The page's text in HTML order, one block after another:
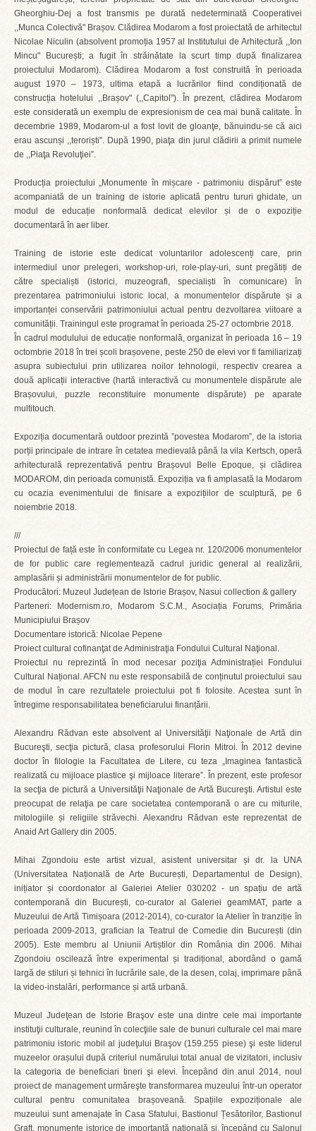
Gheorghiu-Dej a fost transmis pe durată nedeterminată Cooperativei
,,Munca Colectivă" Brașov. Clădirea Modarom a fost proiectată de arhitectul
Nicolae Niculin (absolvent promoția 1957 al Institutului de Arhitectură ,,Ion
Mincu" București; a fugit în străinătate la scurt timp după finalizarea
proiectului Modarom). Clădirea Modarom a fost construită în perioada
august 1970 – 1973, ultima etapă a lucrărilor fiind condiționată de
construcția hotelului ,,Brașov" (,,Capitol"). În prezent, clădirea Modarom
este considerată un exemplu de expresionism de cea mai bună calitate. În
decembrie 1989, Modarom-ul a fost lovit de gloanţe, bănuindu-se că aici
erau ascunși ,,teroriști". După 1990, piaţa din jurul clădirii a primit numele
de ,,Piaţa Revoluţiei”.
Producția proiectului „Monumente în mișcare - patrimoniu dispărut” este
acompaniată de un training de istorie aplicată pentru tururi ghidate, un
modul de educație nonformală dedicat elevilor și de o expoziție
documentară în aer liber.
Training de istorie este dedicat voluntarilor adolescenți care, prin
intermediul unor prelegeri, workshop-uri, role-play-uri, sunt pregătiți de
către specialiști (istorici, muzeografi, specialiști în comunicare) în
prezentarea patrimoniului istoric local, a monumentelor dispărute și a
importanței conservării patrimoniului actual pentru dezvoltarea viitoare a
comunității. Trainingul este programat în perioada 25-27 octombrie 2018.
În cadrul modulului de educație nonformală, organizat în perioada 16 – 19
octombrie 2018 în trei școli brașovene, peste 250 de elevi vor fi familiarizați
asupra subiectului prin utilizarea noilor tehnologii, respectiv crearea a
două aplicații interactive (hartă interactivă cu monumentele dispărute ale
Brașovului, puzzle reconstituire monumente dispărute) pe aparate
multitouch.
Expoziția documentară outdoor prezintă ”povestea Modarom”, de la istoria
porții principale de intrare în cetatea medievală până la vila Kertsch, operă
arhitecturală reprezentativă pentru Brașovul Belle Epoque, și clădirea
MODAROM, din perioada comunistă. Expoziția va fi amplasată la Modarom
cu ocazia evenimentului de finisare a expozițiilor de sculptură, pe 6
noiembrie 2018.
///
Proiectul de față este în conformitate cu Legea nr. 120/2006 monumentelor
de for public care reglementează cadrul juridic general al realizării,
amplasării și administrării monumentelor de for public.
Producători: Muzeul Județean de Istorie Brașov, Nasui collection & gallery
Parteneri: Modernism.ro, Modarom S.C.M., Asociația Forums, Primăria
Municipiului Brașov
Documentare istorică: Nicolae Pepene
Proiect cultural cofinanţat de Administraţia Fondului Cultural Naţional.
Proiectul nu reprezintă în mod necesar poziţia Administrației Fondului
Cultural Național. AFCN nu este responsabilă de conținutul proiectului sau
de modul în care rezultatele proiectului pot fi folosite. Acestea sunt în
întregime responsabilitatea beneficiarului finanțării.
Alexandru Rădvan este absolvent al Universităţii Naţionale de Artă din
Bucureşti, secţia pictură, clasa profesorului Florin Mitroi. În 2012 devine
doctor în filologie la Facultatea de Litere, cu teza „Imaginea fantastică
realizată cu mijloace plastice şi mijloace literare”. În prezent, este profesor
la secţia de pictură a Universităţii Naţionale de Artă Bucureşti. Artistul este
preocupat de relaţia pe care societatea contemporană o are cu miturile,
mitologiile și religiile străvechi. Alexandru Rădvan este reprezentat de
Anaid Art Gallery din 2005.
Mihai Zgondoiu este artist vizual, asistent universitar și dr. la UNA
(Universitatea Națională de Arte București, Departamentul de Design),
inițiator și coordonator al Galeriei Atelier 030202 - un spațiu de artă
contemporană din București, co-curator al Galeriei geamMAT, parte a
Muzeului de Artă Timișoara (2012-2014), co-curator la Atelier în tranziție în
perioada 2009-2013, grafician la Teatrul de Comedie din București (din
2005). Este membru al Uniunii Artiștilor din România din 2006. Mihai
Zgondoiu oscilează între experimental și tradițional, abordând o gamă
largă de stiluri și tehnici în lucrările sale, de la desen, colaj, imprimare până
la video-instalări, performance și artă urbană.
Muzeul Judeţean de Istorie Braşov este una dintre cele mai importante
instituţii culturale, reunind în colecţiile sale de bunuri culturale cel mai mare
patrimoniu istoric mobil al judeţului Braşov (159.255 piese) şi este liderul
muzeelor orașului după criteriul numărului total anual de vizitatori, inclusiv
la categoria de beneficiari tineri şi elevi. Începând din anul 2014, noul
proiect de management urmăreşte transformarea muzeului într-un operator
cultural pentru comunitatea brașoveană. Spațiile expoziționale ale
muzeului sunt amenajate în Casa Sfatului, Bastionul Țesătorilor, Bastionul
Graft, monumente istorice de importanță națională și, începând cu Salonul